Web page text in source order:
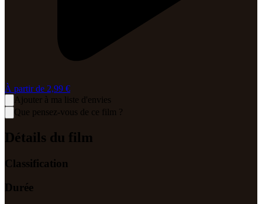
À partir de 2,99 €
Ajouter à ma liste d'envies
Que pensez-vous de ce film ?
Détails du film
Classification
Durée